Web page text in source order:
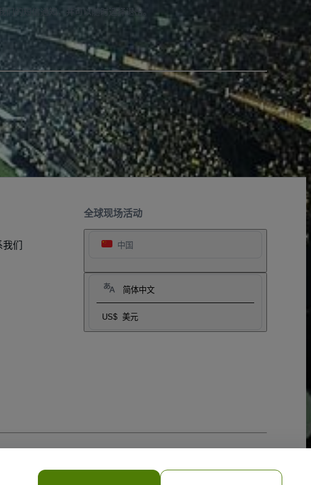
们的短信通知，并可以随时选择退出。
全球现场活动
中国
简体中文
US$ 美元
们